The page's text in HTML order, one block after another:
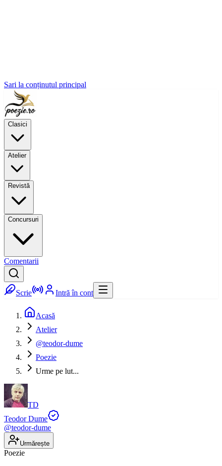
Sari la conținutul principal
Clasici
Atelier
Revistă
Concursuri
Comentarii
Scrie Intră în cont
Acasă
Atelier
@teodor-dume
Poezie
Urme pe lut...
TD
Teodor Dume
@teodor-dume
Urmărește
Poezie